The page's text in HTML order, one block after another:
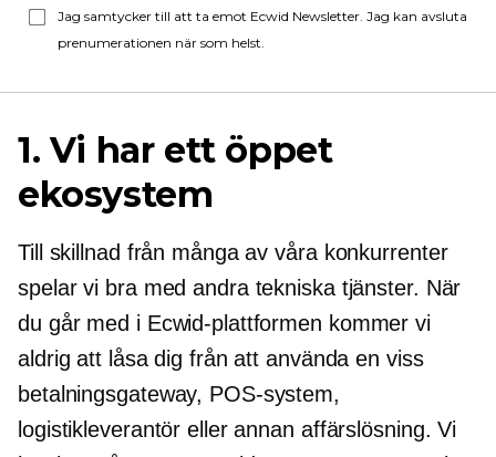
Jag samtycker till att ta emot Ecwid Newsletter. Jag kan avsluta
prenumerationen när som helst.
1. Vi har ett öppet
ekosystem
Till skillnad från många av våra konkurrenter
spelar vi bra med andra tekniska tjänster. När
du går med i Ecwid-plattformen kommer vi
aldrig att låsa dig från att använda en viss
betalningsgateway, POS-system,
logistikleverantör eller annan affärslösning. Vi